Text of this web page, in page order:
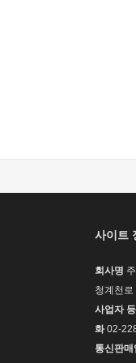
사이트
회사명
청계천
사업자
화02-
통신판